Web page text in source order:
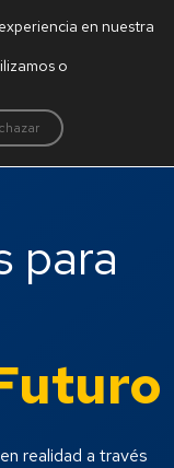
para
realidad a través
en nuestra
o